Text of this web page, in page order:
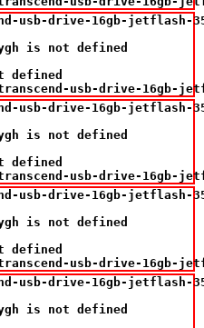
drive-16gb-jetflash-
is not defined
defined
usb-drive-16gb-
drive-16gb-jetflash-
is not defined
defined
usb-drive-16gb-
drive-16gb-jetflash-
is not defined
defined
usb-drive-16gb-
drive-16gb-jetflash-
is not defined